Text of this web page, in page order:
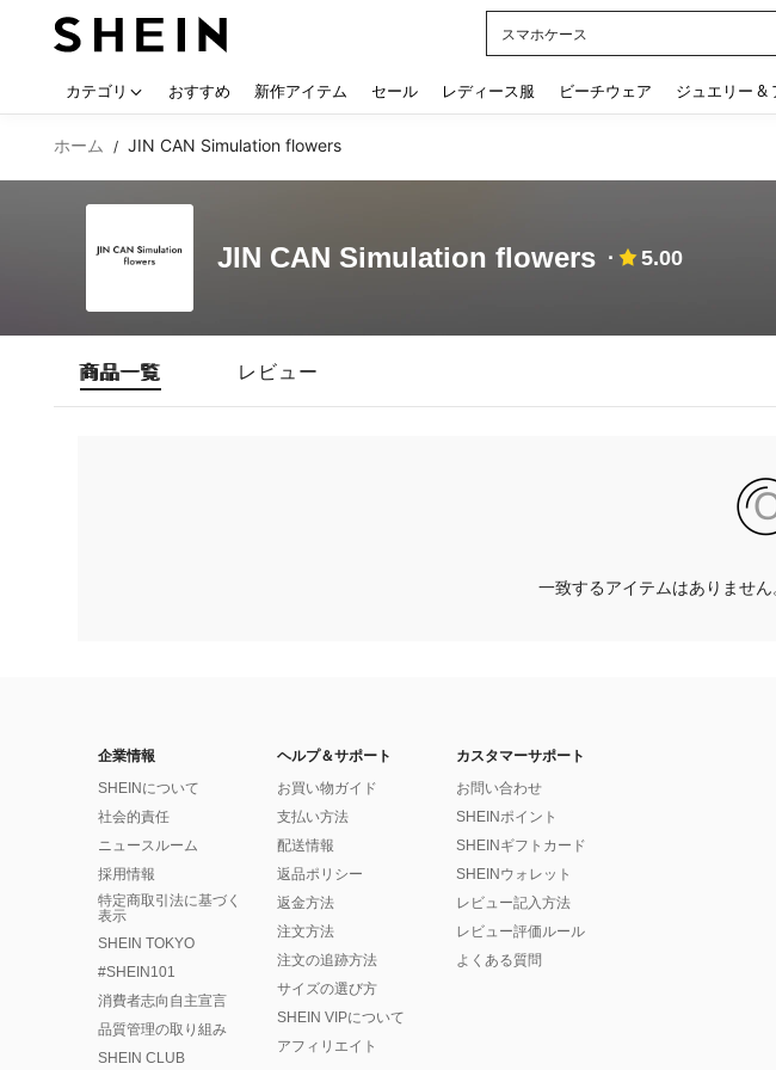
スマホケース
カテゴリ おすすめ 新作アイテム セール レディース服 ビーチウェア ジュエリー &
ホーム / JIN CAN Simulation flowers
JIN CAN Simulation flowers 5.00
商品一覧 レビュー
一致するアイテムはありませ
企業情報
SHEINについて
社会的責任
ニュースルーム
採用情報
特定商取引法に基づく
表示
SHEIN TOKYO
#SHEIN101
消費者志向自主宣言
品質管理の取り組み
SHEIN CLUB
ヘルプ＆サポート
お買い物ガイド
支払い方法
配送情報
返品ポリシー
返金方法
注文方法
注文の追跡方法
サイズの選び方
SHEIN VIPについて
アフィリエイト
カスタマーサポート
お問い合わせ
SHEINポイント
SHEINギフトカード
SHEINウォレット
レビュー記入方法
レビュー評価ルール
よくある質問